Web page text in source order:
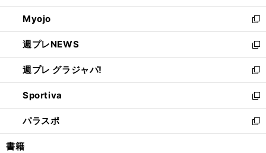
開
く
ウ
で
開
く
ン
ド
ウ
で
開
く
ウ
ィ
ン
ド
ウ
で
開
く
Myojo
新
し
い
ウ
ィ
ン
ド
ウ
で
開
週プレNEWS
新
し
い
ウ
ィ
ン
ド
ウ
週プレ グラジャパ!
新
し
い
ウ
ィ
ン
Sportiva
新
し
い
ウ
パラスポ
新
し
書籍